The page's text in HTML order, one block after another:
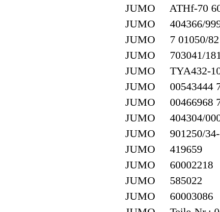
JUMO ATHf-70
JUMO 404366/
JUMO 7 01050/
JUMO 703041/
JUMO TYA432-
JUMO 00543444
JUMO 00466968
JUMO 404304/
JUMO 901250/34-
JUMO 419659
JUMO 60002218
JUMO 585022
JUMO 60003086